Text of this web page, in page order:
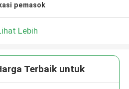
pemasok
Lebih
Terbaik untuk